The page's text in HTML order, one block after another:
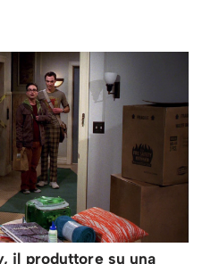
il produttore su una